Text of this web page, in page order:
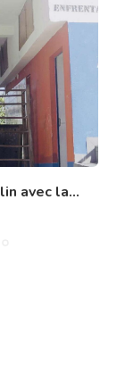
avec la...